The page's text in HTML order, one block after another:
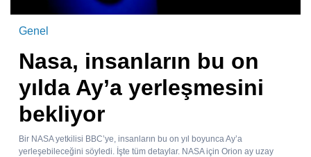
Genel
Nasa, insanların bu on
yılda Ay’a yerleşmesini
bekliyor
Bir NASA yetkilisi BBC’ye, insanların bu on yıl boyunca Ay’a
yerleşebileceğini söyledi. İşte tüm detaylar. NASA için Orion ay uzay